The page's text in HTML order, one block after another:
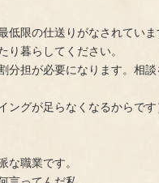
限の仕送りがなされていま
暮らしてください。
担が必要になります。相
グが足らなくなるからです
職業です。